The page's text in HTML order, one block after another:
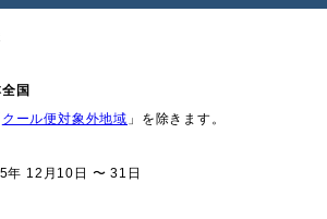
国
クール便対象外地域 」を除きます。
年 12月10日 〜 31日